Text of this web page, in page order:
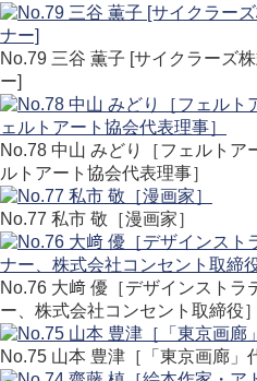
No.79 三谷 薫子 [サイクラーズ
ー]
No.78 中山 みどり［フェルトア
ルトアート協会代表理事］
No.77 私市 敬［漫画家］
No.76 大﨑 優［デザインストラ
ー、株式会社コンセント取締役］
No.75 山本 豊津［「東京画廊」